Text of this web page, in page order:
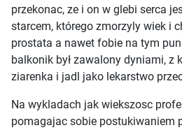
przekonac, ze i on w glebi serca
starcem, którego zmorzyly wiek i
prostata a nawet fobie na tym
balkonik był zawalony dyniami, z
ziarenka i jadl jako lekarstwo
Na wykladach jak wiekszosc
pomagajac sobie postukiwaniem